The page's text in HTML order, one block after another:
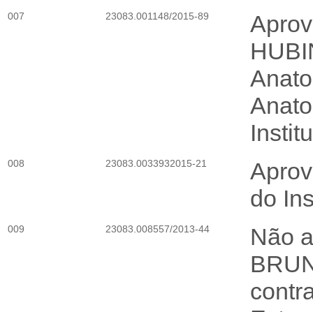
007 23083.001148/2015-89
008 23083.0033932015-21
do
009 23083.008557/2013-44
Não